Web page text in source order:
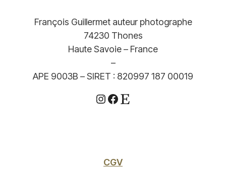
François Guillermet auteur photographe
74230 Thones
Haute Savoie – France
–
APE 9003B – SIRET : 820997 187 00019
Instagram
Facebook
Etsy
CGV